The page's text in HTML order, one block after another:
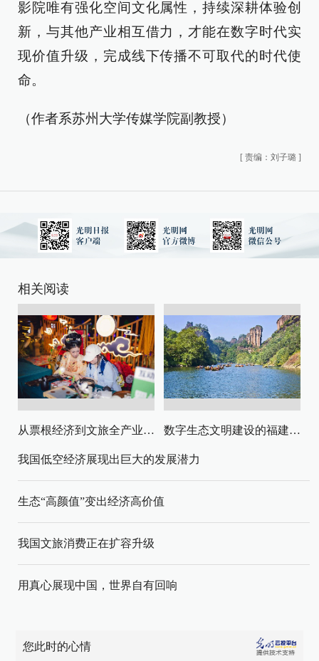
影院唯有强化空间文化属性，持续深耕体验创
新，与其他产业相互借力，才能在数字时代实
现价值升级，完成线下传播不可取代的时代使
命。
（作者系苏州大学传媒学院副教授）
[ 责编：刘子璐 ]
相关阅读
从票根经济到文旅全产业链升级 数字生态文明建设的福建路径与启示
我国低空经济展现出巨大的发展潜力
生态“高颜值”变出经济高价值
我国文旅消费正在扩容升级
用真心展现中国，世界自有回响
您此时的心情